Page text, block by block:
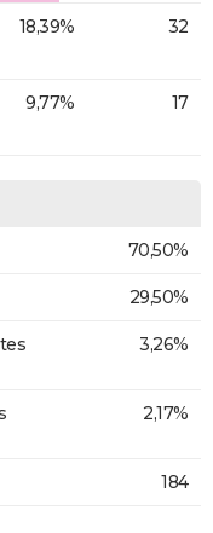
18,39% 32
9,77% 17
70,50%
29,50%
3,26%
2,17%
184